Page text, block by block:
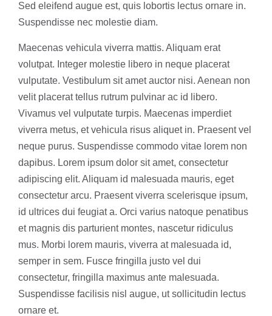
Sed eleifend augue est, quis lobortis lectus ornare in.
Suspendisse nec molestie diam.
Maecenas vehicula viverra mattis. Aliquam erat
volutpat. Integer molestie libero in neque placerat
vulputate. Vestibulum sit amet auctor nisi. Aenean non
velit placerat tellus rutrum pulvinar ac id libero.
Vivamus vel vulputate turpis. Maecenas imperdiet
viverra metus, et vehicula risus aliquet in. Praesent vel
neque purus. Suspendisse commodo vitae lorem non
dapibus. Lorem ipsum dolor sit amet, consectetur
adipiscing elit. Aliquam id malesuada mauris, eget
consectetur arcu. Praesent viverra scelerisque ipsum,
id ultrices dui feugiat a. Orci varius natoque penatibus
et magnis dis parturient montes, nascetur ridiculus
mus. Morbi lorem mauris, viverra at malesuada id,
semper in sem. Fusce fringilla justo vel dui
consectetur, fringilla maximus ante malesuada.
Suspendisse facilisis nisl augue, ut sollicitudin lectus
ornare et.